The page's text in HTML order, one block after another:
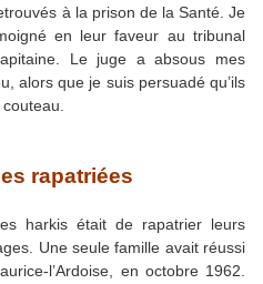
à la prison de la Santé. Je
en leur faveur au tribunal
Le juge a absous mes
alors que je suis persuadé qu’ils
rapatriées
harkis était de rapatrier leurs
Une seule famille avait réussi
l’Ardoise, en octobre 1962.